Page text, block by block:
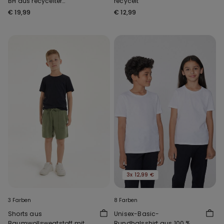
Mikrofaser Full Coverage
€ 19,99
€ 12,99
3 Farben
Shorts aus
3x 12,99 €
8 Farben
Unisex-Basic-